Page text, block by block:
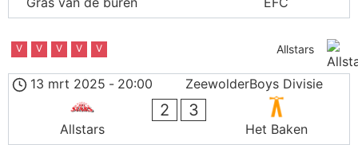
Allstars
V V V V V
ZeewolderBoys Divisie
13 mrt 2025 - 20:00
Allstars
2 3
Het Baken